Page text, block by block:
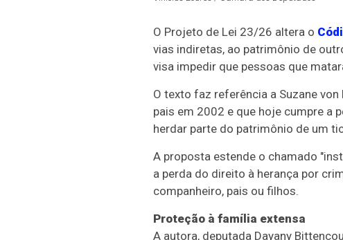
O Projeto de Lei 23/26 altera o
vias indiretas, ao patrimônio de
visa impedir que pessoas que
O texto faz referência a Suzane
pais em 2002 e que hoje cumpre a
herdar parte do patrimônio de um
A proposta estende o chamado
a perda do direito à herança por
companheiro, pais ou filhos.
Proteção à família extensa
A autora, deputada Dayany